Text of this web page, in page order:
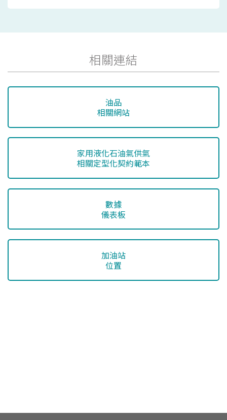
相關連結
油品
相關網站
家用液化石油氣供氣
相關定型化契約範本
數據
儀表板
加油站
位置